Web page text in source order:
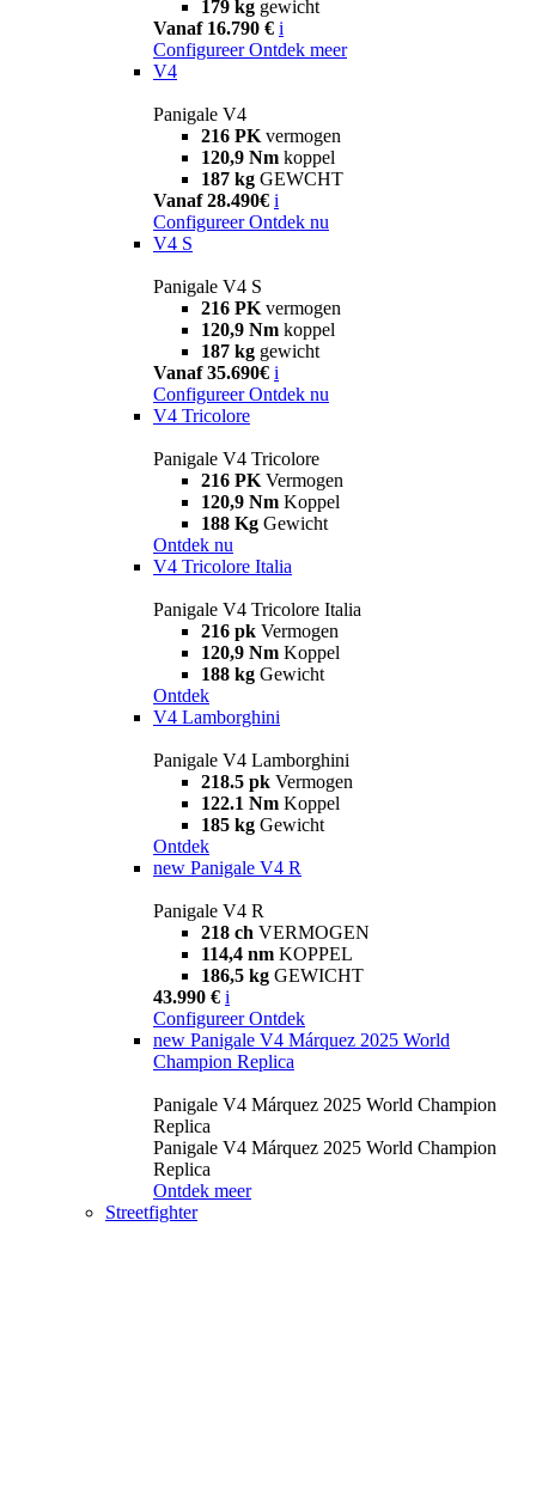
179 kg gewicht
Vanaf 16.790 € i
Configureer Ontdek meer
V4
Panigale V4
216 PK vermogen
120,9 Nm koppel
187 kg GEWCHT
Vanaf 28.490€ i
Configureer Ontdek nu
V4 S
Panigale V4 S
216 PK vermogen
120,9 Nm koppel
187 kg gewicht
Vanaf 35.690€ i
Configureer Ontdek nu
V4 Tricolore
Panigale V4 Tricolore
216 PK Vermogen
120,9 Nm Koppel
188 Kg Gewicht
Ontdek nu
V4 Tricolore Italia
Panigale V4 Tricolore Italia
216 pk Vermogen
120,9 Nm Koppel
188 kg Gewicht
Ontdek
V4 Lamborghini
Panigale V4 Lamborghini
218.5 pk Vermogen
122.1 Nm Koppel
185 kg Gewicht
Ontdek
new Panigale V4 R
Panigale V4 R
218 ch VERMOGEN
114,4 nm KOPPEL
186,5 kg GEWICHT
43.990 € i
Configureer Ontdek
new Panigale V4 Márquez 2025 World
Champion Replica
Panigale V4 Márquez 2025 World Champion
Replica
Panigale V4 Márquez 2025 World Champion
Replica
Ontdek meer
Streetfighter